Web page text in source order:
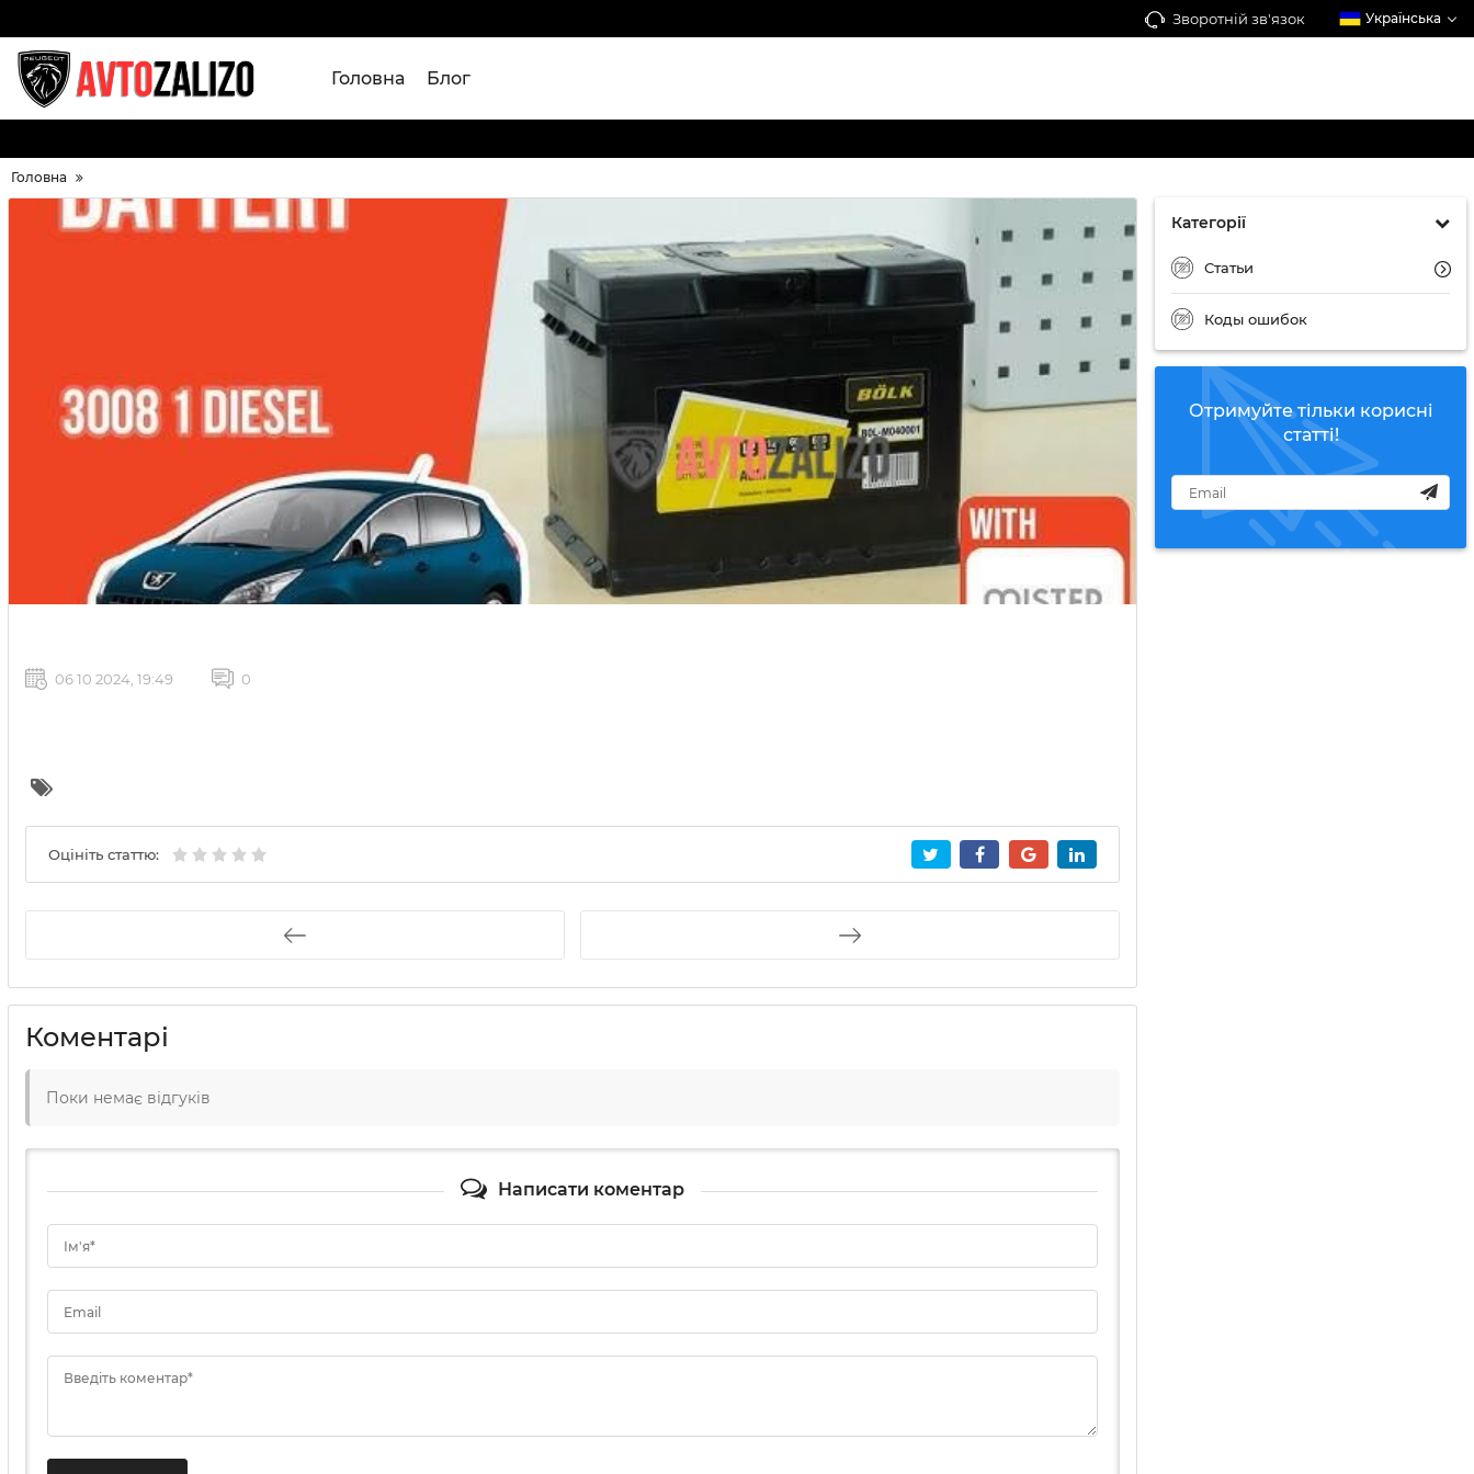
Зворотній зв'язок Українська
Головна Блог
Головна
Категорії
Статьи
Коды ошибок
Отримуйте тільки корисні
статті!
06 10 2024, 19:49 0
Оцініть статтю:
Коментарі
Поки немає відгуків
Написати коментар
Ім'я*
Email
Введіть коментар*